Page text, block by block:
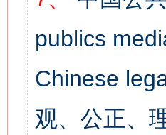
publics
Chinese
观、公正、
这是一记警钟！